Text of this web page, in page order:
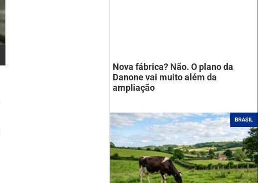
Nova fábrica? Não. O plano da
Danone vai muito além da
ampliação
BRASIL